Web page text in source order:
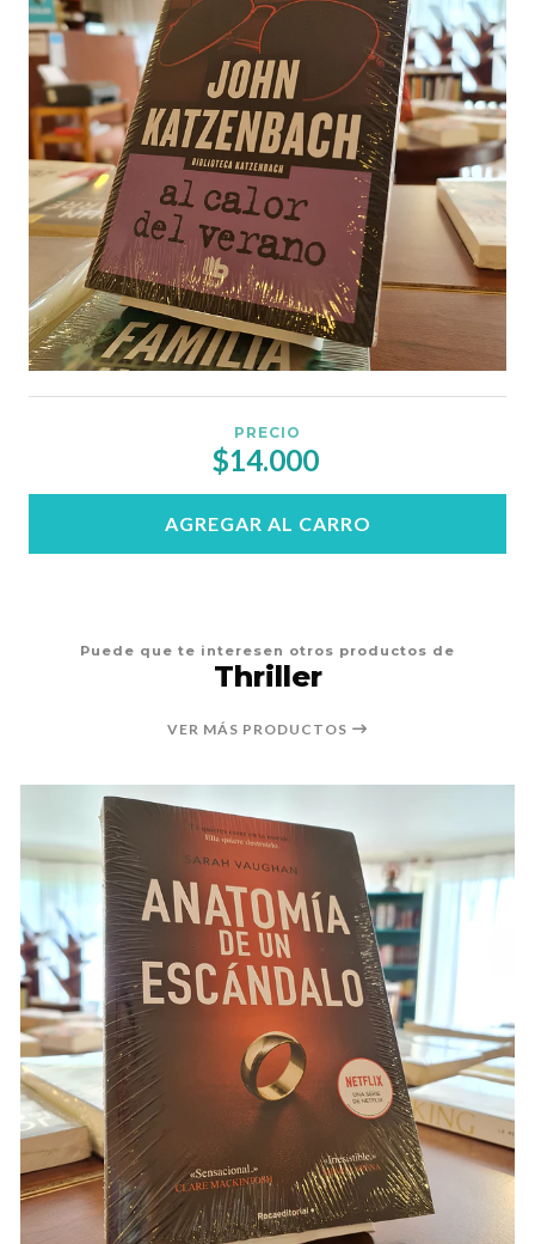
PRECIO
$14.000
AGREGAR AL CARRO
Puede que te interesen otros productos de
Thriller
VER MÁS PRODUCTOS